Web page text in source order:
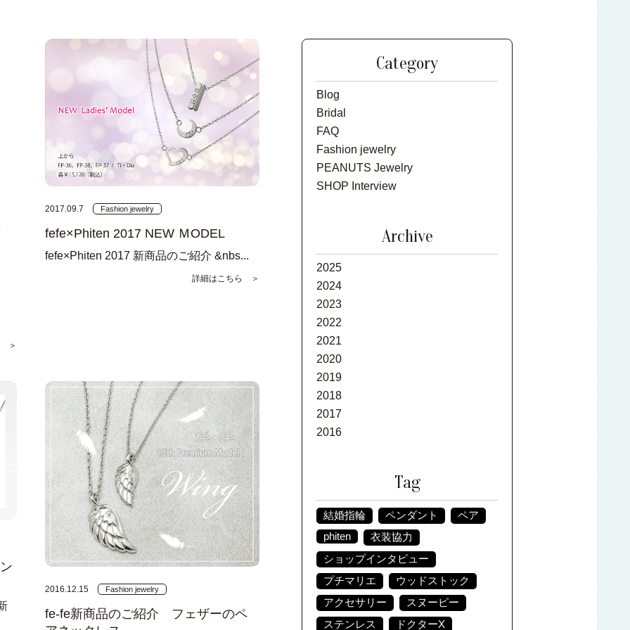
＞
2017.09.7 Fashion jewelry
fefe×Phiten 2017 NEW ＭODEL
fefe×Phiten 2017 新商品のご紹介 &nbs...
詳細はこちら ＞
2016.12.15 Fashion jewelry
fe-fe新商品のご紹介 フェザーのペ
Category
Blog
Bridal
FAQ
Fashion jewelry
PEANUTS Jewelry
SHOP Interview
Archive
2025
2024
2023
2022
2021
2020
2019
2018
2017
2016
Tag
結婚指輪 ペンダント
ペア
phiten
衣装協力
ショップインタビュー
プチマリエ
ウッドストック
アクセサリー
スヌーピー
ステンレス
ドクターX